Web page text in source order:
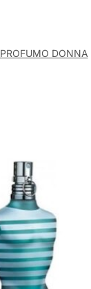
PROFUMO DONNA